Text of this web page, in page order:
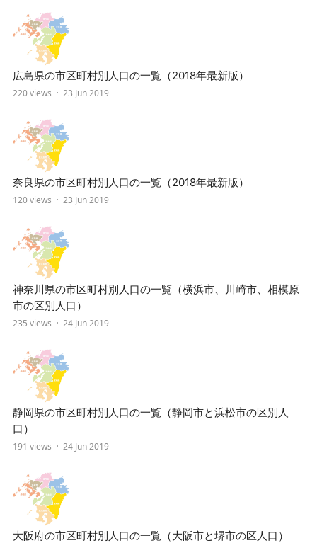
広島県の市区町村別人口の一覧（2018年最新版）
220 views 23 Jun 2019
奈良県の市区町村別人口の一覧（2018年最新版）
120 views 23 Jun 2019
神奈川県の市区町村別人口の一覧（横浜市、川崎市、相模原
市の区別人口）
235 views 24 Jun 2019
静岡県の市区町村別人口の一覧（静岡市と浜松市の区別人
口）
191 views 24 Jun 2019
大阪府の市区町村別人口の一覧（大阪市と堺市の区人口）